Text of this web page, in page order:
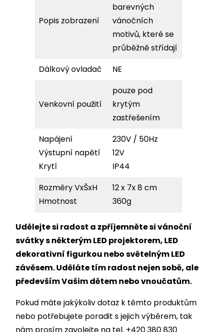
Popis zobrazení
barevných
vánočních
motivů, které se
průběžně střídají
Dálkový ovladač
NE
Venkovní použití
pouze pod
krytým
zastřešením
Napájení
Výstupní napětí
Krytí
230V / 50Hz
12V
IP44
Rozměry VxŠxH
Hmotnost
12 x 7x 8 cm
360g
Udělejte si radost a zpříjemněte si vánoční
svátky s některým LED projektorem, LED
dekorativní figurkou nebo světelným LED
závěsem. Uděláte tím radost nejen sobě, ale
především Vašim dětem nebo vnoučatům.
Pokud máte jakýkoliv dotaz k těmto produktům
nebo potřebujete poradit s jejich výběrem, tak